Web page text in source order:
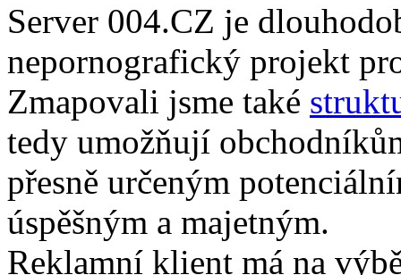
Server 004.CZ je
nepornografický projekt
Zmapovali jsme také
tedy umožňují
přesně určeným
úspěšným a majetným.
Reklamní klient má na